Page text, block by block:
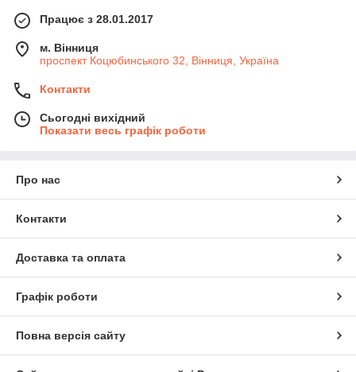
Працює з 28.01.2017
м. Вінниця
проспект Коцюбинського 32, Вінниця, Україна
Контакти
Сьогодні вихідний
Показати весь графік роботи
Про нас
Контакти
Доставка та оплата
Графік роботи
Повна версія сайту